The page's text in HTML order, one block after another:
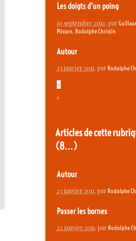
Les doigts d’un poing
10 septembre 2012, par
Plisson, Rodolphe Christin
Autour
23 janvier 2011, par Rodolphe
<
>
Articles de cette
(8…)
Autour
23 janvier 2011, par Rodolphe
Passer les bornes
22 janvier 2011, par Rodolphe